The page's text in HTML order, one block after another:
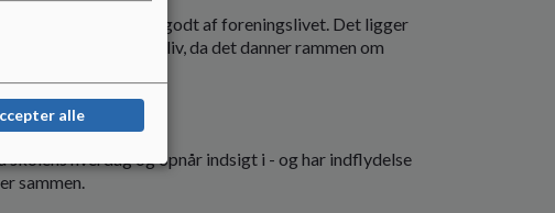
IF og nyder stadig godt af foreningslivet. Det ligger
skole- og foreningsliv, da det danner rammen om
genopstiller.
hverdag og opnår indsigt i - og har indflydelse
sammen.
alle